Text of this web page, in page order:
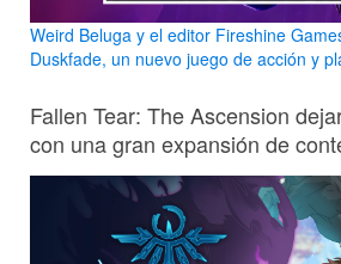
Weird Beluga y el editor Fireshine
Duskfade, un nuevo juego de acción y
Fallen Tear: The Ascension
con una gran expansión de